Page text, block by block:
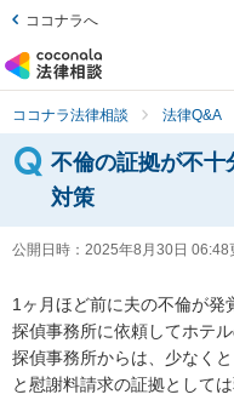
ココナラへ
ココナラ法律相談 法律Q&A
不倫の証拠が不十
対策
公開日時： 2025年8月30日 06:48
1ヶ月ほど前に夫の不倫が発
探偵事務所に依頼してホテ
探偵事務所からは、少なく
と慰謝料請求の証拠として